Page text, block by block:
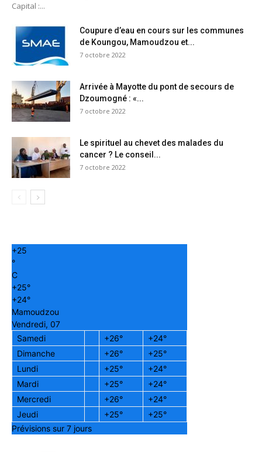
Capital :...
Coupure d’eau en cours sur les communes
de Koungou, Mamoudzou et...
7 octobre 2022
Arrivée à Mayotte du pont de secours de
Dzoumogné : «...
7 octobre 2022
Le spirituel au chevet des malades du
cancer ? Le conseil...
7 octobre 2022
+25
°
C
+25°
+24°
Mamoudzou
Vendredi, 07
Samedi
+26° +24°
Dimanche
+26° +25°
Lundi
+25° +24°
Mardi
+25° +24°
Mercredi
+26° +24°
Jeudi
+25° +25°
Prévisions sur 7 jours